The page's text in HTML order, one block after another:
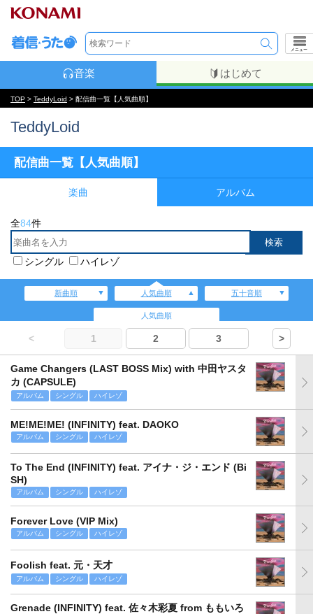
メニュー
音楽 はじめて
TOP > TeddyLoid > 配信曲一覧【人気曲順】
TeddyLoid
配信曲一覧【人気曲順】
楽曲 アルバム
全84件
シングル ハイレゾ
新曲順 人気曲順 五十音順
人気曲順
< 1 2 3 >
Game Changers (LAST BOSS Mix) with 中田ヤスタ
カ (CAPSULE)
アルバム シングル ハイレゾ
ME!ME!ME! (INFINITY) feat. DAOKO
アルバム シングル ハイレゾ
To The End (INFINITY) feat. アイナ・ジ・エンド (Bi
SH)
アルバム シングル ハイレゾ
Forever Love (VIP Mix)
アルバム シングル ハイレゾ
Foolish feat. 元・天才
アルバム シングル ハイレゾ
Grenade (INFINITY) feat. 佐々木彩夏 from ももいろ